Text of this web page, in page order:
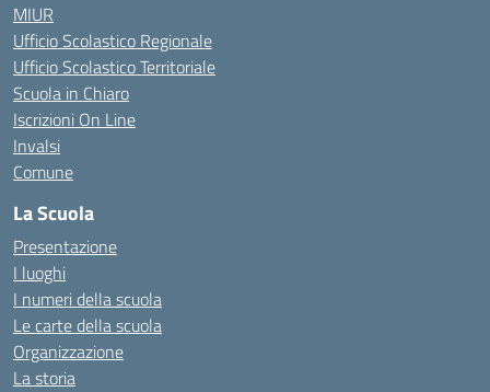
MIUR
Ufficio Scolastico Regionale
Ufficio Scolastico Territoriale
Scuola in Chiaro
Iscrizioni On Line
Invalsi
Comune
La Scuola
Presentazione
I luoghi
I numeri della scuola
Le carte della scuola
Organizzazione
La storia